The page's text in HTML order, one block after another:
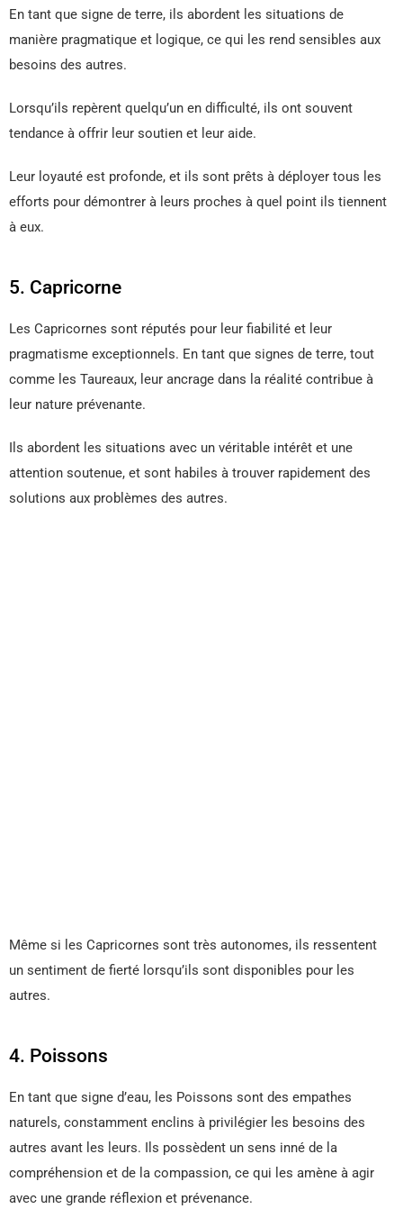
En tant que signe de terre, ils abordent les situations de
manière pragmatique et logique, ce qui les rend sensibles aux
besoins des autres.
Lorsqu’ils repèrent quelqu’un en difficulté, ils ont souvent
tendance à offrir leur soutien et leur aide.
Leur loyauté est profonde, et ils sont prêts à déployer tous les
efforts pour démontrer à leurs proches à quel point ils tiennent
à eux.
5. Capricorne
Les Capricornes sont réputés pour leur fiabilité et leur
pragmatisme exceptionnels. En tant que signes de terre, tout
comme les Taureaux, leur ancrage dans la réalité contribue à
leur nature prévenante.
Ils abordent les situations avec un véritable intérêt et une
attention soutenue, et sont habiles à trouver rapidement des
solutions aux problèmes des autres.
Même si les Capricornes sont très autonomes, ils ressentent
un sentiment de fierté lorsqu’ils sont disponibles pour les
autres.
4. Poissons
En tant que signe d’eau, les Poissons sont des empathes
naturels, constamment enclins à privilégier les besoins des
autres avant les leurs. Ils possèdent un sens inné de la
compréhension et de la compassion, ce qui les amène à agir
avec une grande réflexion et prévenance.